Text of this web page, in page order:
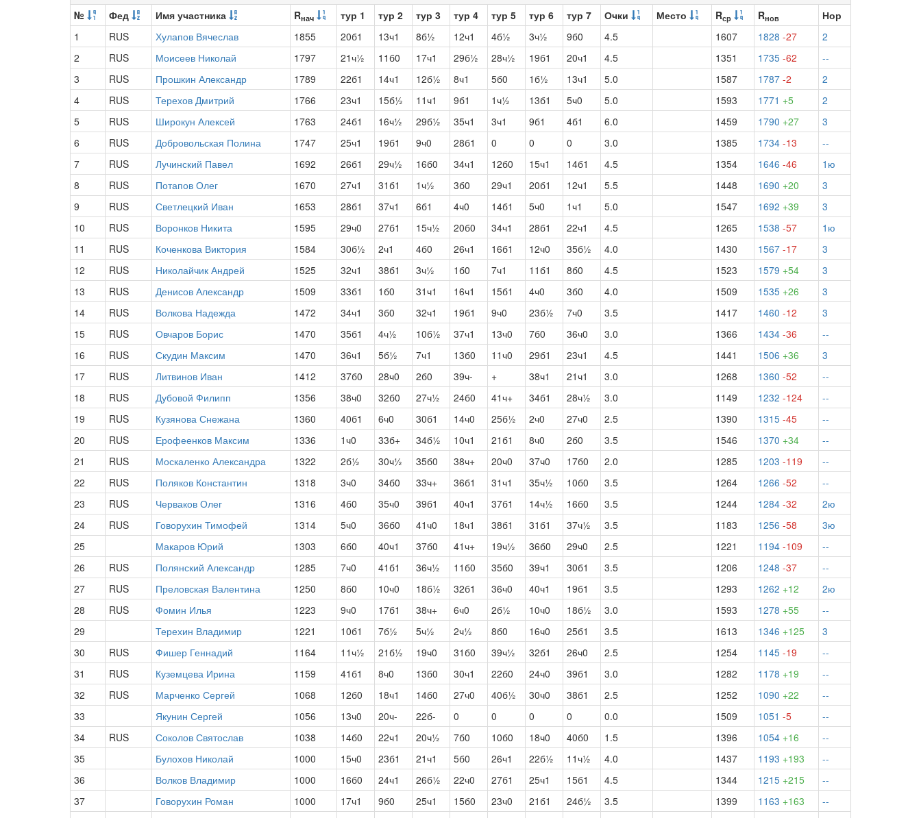
№ Фед Имя участника Rнач тур 1 тур 2 тур 3 тур 4 тур 5 тур 6 тур 7 Очки Место Rср Rнов
Нор
1
RUS Хулапов Вячеслав 1855 20б1 13ч1 8б½ 12ч1 4б½ 3ч½ 9б0 4.5 1607 1828 -27
2
2
RUS Моисеев Николай 1797 21ч½ 11б0 17ч1 29б½ 28ч½ 19б1 20ч1 4.5 1351 1735 -62
--
3
RUS Прошкин Александр 1789 22б1 14ч1 12б½ 8ч1 5б0 1б½ 13ч1 5.0 1587 1787 -2
2
4
RUS Терехов Дмитрий 1766 23ч1 15б½ 11ч1 9б1 1ч½ 13б1 5ч0 5.0 1593 1771 +5
2
5
RUS Широкун Алексей 1763 24б1 16ч½ 29б½ 35ч1 3ч1 9б1 4б1 6.0 1459 1790 +27
3
6
RUS Добровольская Полина 1747 25ч1 19б1 9ч0 28б1 0 0 0 3.0 1385 1734 -13
--
7
RUS Лучинский Павел 1692 26б1 29ч½ 16б0 34ч1 12б0 15ч1 14б1 4.5 1354 1646 -46
1ю
8
RUS Потапов Олег 1670 27ч1 31б1 1ч½ 3б0 29ч1 20б1 12ч1 5.5 1448 1690 +20
3
9
RUS Светлецкий Иван 1653 28б1 37ч1 6б1 4ч0 14б1 5ч0 1ч1 5.0 1547 1692 +39
3
10
RUS Воронков Никита 1595 29ч0 27б1 15ч½ 20б0 34ч1 28б1 22ч1 4.5 1265 1538 -57
1ю
11
RUS Коченкова Виктория 1584 30б½ 2ч1 4б0 26ч1 16б1 12ч0 35б½ 4.0 1430 1567 -17
3
12
RUS Николайчик Андрей 1525 32ч1 38б1 3ч½ 1б0 7ч1 11б1 8б0 4.5 1523 1579 +54
3
13
RUS Денисов Александр 1509 33б1 1б0 31ч1 16ч1 15б1 4ч0 3б0 4.0 1509 1535 +26
3
14
RUS Волкова Надежда 1472 34ч1 3б0 32ч1 19б1 9ч0 23б½ 7ч0 3.5 1417 1460 -12
3
15
RUS Овчаров Борис 1470 35б1 4ч½ 10б½ 37ч1 13ч0 7б0 36ч0 3.0 1366 1434 -36
--
16
RUS Скудин Максим 1470 36ч1 5б½ 7ч1 13б0 11ч0 29б1 23ч1 4.5 1441 1506 +36
3
17
RUS Литвинов Иван 1412 37б0 28ч0 2б0 39ч- + 38ч1 21ч1 3.0 1268 1360 -52
--
18
RUS Дубовой Филипп 1356 38ч0 32б0 27ч½ 24б0 41ч+ 34б1 28ч½ 3.0 1149 1232 -124
--
19
RUS Кузянова Снежана 1360 40б1 6ч0 30б1 14ч0 25б½ 2ч0 27ч0 2.5 1390 1315 -45
--
20
RUS Ерофеенков Максим 1336 1ч0 33б+ 34б½ 10ч1 21б1 8ч0 2б0 3.5 1546 1370 +34
--
21
RUS Москаленко Александра 1322 2б½ 30ч½ 35б0 38ч+ 20ч0 37ч0 17б0 2.0 1285 1203 -119
--
22
RUS Поляков Константин 1318 3ч0 34б0 33ч+ 36б1 31ч1 35ч½ 10б0 3.5 1264 1266 -52
--
23
RUS Черваков Олег 1316 4б0 35ч0 39б1 40ч1 37б1 14ч½ 16б0 3.5 1244 1284 -32
2ю
24
RUS Говорухин Тимофей 1314 5ч0 36б0 41ч0 18ч1 38б1 31б1 37ч½ 3.5 1183 1256 -58
3ю
25
Макаров Юрий 1303 6б0 40ч1 37б0 41ч+ 19ч½ 36б0 29ч0 2.5 1221 1194 -109
--
26
RUS Полянский Александр 1285 7ч0 41б1 36ч½ 11б0 35б0 39ч1 30б1 3.5 1206 1248 -37
--
27
RUS Преловская Валентина 1250 8б0 10ч0 18б½ 32б1 36ч0 40ч1 19б1 3.5 1293 1262 +12
2ю
28
RUS Фомин Илья 1223 9ч0 17б1 38ч+ 6ч0 2б½ 10ч0 18б½ 3.0 1593 1278 +55
--
29
Терехин Владимир 1221 10б1 7б½ 5ч½ 2ч½ 8б0 16ч0 25б1 3.5 1613 1346 +125
3
30
RUS Фишер Геннадий 1164 11ч½ 21б½ 19ч0 31б0 39ч½ 32б1 26ч0 2.5 1254 1145 -19
--
31
RUS Куземцева Ирина 1159 41б1 8ч0 13б0 30ч1 22б0 24ч0 39б1 3.0 1282 1178 +19
--
32
RUS Марченко Сергей 1068 12б0 18ч1 14б0 27ч0 40б½ 30ч0 38б1 2.5 1252 1090 +22
--
33
Якунин Сергей 1056 13ч0 20ч- 22б- 0 0 0 0 0.0 1509 1051 -5
--
34
RUS Соколов Святослав 1038 14б0 22ч1 20ч½ 7б0 10б0 18ч0 40б0 1.5 1396 1054 +16
--
35
Булохов Николай 1000 15ч0 23б1 21ч1 5б0 26ч1 22б½ 11ч½ 4.0 1437 1193 +193
--
36
Волков Владимир 1000 16б0 24ч1 26б½ 22ч0 27б1 25ч1 15б1 4.5 1344 1215 +215
--
37
Говорухин Роман 1000 17ч1 9б0 25ч1 15б0 23ч0 21б1 24б½ 3.5 1399 1163 +163
--